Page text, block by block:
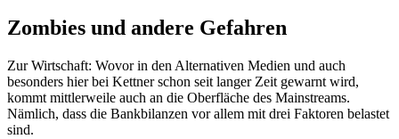
Zombies und andere Gefahren
Zur Wirtschaft: Wovor in den Alternativen Medien und auch
besonders hier bei Kettner schon seit langer Zeit gewarnt wird,
kommt mittlerweile auch an die Oberfläche des Mainstreams.
Nämlich, dass die Bankbilanzen vor allem mit drei Faktoren belastet
sind.